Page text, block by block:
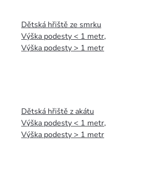
Dětská hřiště ze smrku
Výška podesty < 1 metr,
Výška podesty > 1 metr
Dětská hřiště z akátu
Výška podesty < 1 metr,
Výška podesty > 1 metr